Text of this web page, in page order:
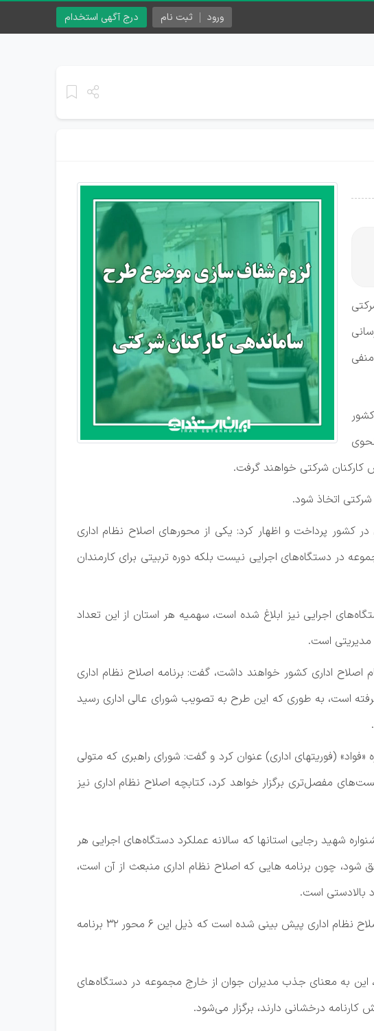
درج آگهی استخدام ورود ثبت نام
شرکتی
شرکتی خواهند گرفت.
اتخاذ شود.
کشور پرداخت و اظهار کرد: یکی از محورهای اصلاح نظام اداری
از خارج مجموعه در دستگاه‌های اجرایی نیست بلکه دوره تربیتی برای کارمندان
و به دستگاه‌های اجرایی نیز ابلاغ شده است، سهمیه هر استان از این تعداد
است.
اصلاح اداری کشور خواهند داشت، گفت: برنامه اصلاح نظام اداری
است، به طوری که این طرح به تصویب شورای عالی اداری رسید
«فواد» (فوریتهای اداری) عنوان کرد و گفت: شورای راهبری که متولی
مفصل‌تری برگزار خواهد کرد، کتابچه اصلاح نظام اداری نیز
شهید رجایی استانها که سالانه عملکرد دستگاه‌های اجرایی هر
شود، چون برنامه هایی که اصلاح نظام اداری منبعث از آن است،
بالادستی است.
وی با تاکید بر انجام نظارت جامع بر روند اجرای برنامه اصلاح نظام اداری در کشور گفت: ۶ محور اصلی در اصلاح نظام اداری پیش بینی شده است که ذیل این ۶ محور ۳۲ برنامه
۵۰۰ مدیر جوان در دولت چهاردهم است، این به معنای جذب مدیران جوان از خارج مجموعه در دستگاه‌های
درخشانی دارند، برگزار می‌شود.